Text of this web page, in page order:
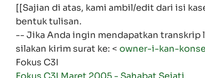
[[Sajian di atas, kami ambil/edit dari isi
bentuk tulisan.
-- Jika Anda ingin mendapatkan transkrip
silakan kirim surat ke: < owner-i-kan-
Fokus C3I